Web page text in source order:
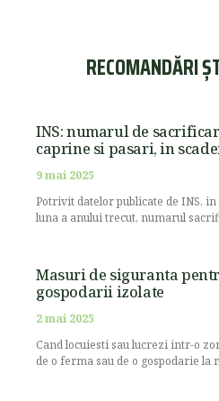
RECOMANDĂRI
INS: numarul de
caprine si pasari, in
9 mai 2025
Potrivit datelor publicate de INS,
luna a anului trecut, numarul
Masuri de siguranta
gospodarii izolate
2 mai 2025
Cand locuiesti sau lucrezi intr-o
de o ferma sau de o gospodarie la